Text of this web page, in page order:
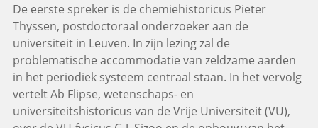
De eerste spreker is de chemiehistoricus Pieter
Thyssen, postdoctoraal onderzoeker aan de
universiteit in Leuven. In zijn lezing zal de
problematische accommodatie van zeldzame aarden
in het periodiek systeem centraal staan. In het vervolg
vertelt Ab Flipse, wetenschaps- en
universiteitshistoricus van de Vrije Universiteit (VU),